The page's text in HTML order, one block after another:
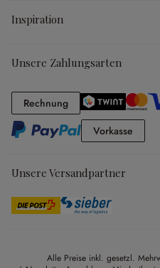
Inspiration
Unsere Zahlungsarten
RechnungRechnung
Vorkasse
Unsere Versandpartner
Alle Preise inkl. gesetzl.